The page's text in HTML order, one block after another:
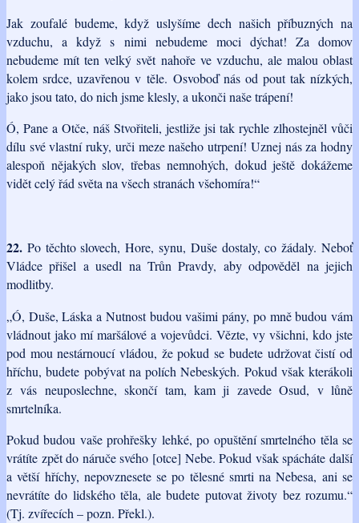
Jak zoufalé budeme, když uslyšíme dech našich příbuzných na
vzduchu, a když s nimi nebudeme moci dýchat! Za domov
nebudeme mít ten velký svět nahoře ve vzduchu, ale malou oblast
kolem srdce, uzavřenou v těle. Osvoboď nás od pout tak nízkých,
jako jsou tato, do nich jsme klesly, a ukonči naše trápení!
Ó, Pane a Otče, náš Stvořiteli, jestliže jsi tak rychle zlhostejněl vůči
dílu své vlastní ruky, urči meze našeho utrpení! Uznej nás za hodny
alespoň nějakých slov, třebas nemnohých, dokud ještě dokážeme
vidět celý řád světa na všech stranách všehomíra!“
22. Po těchto slovech, Hore, synu, Duše dostaly, co žádaly. Neboť
Vládce přišel a usedl na Trůn Pravdy, aby odpověděl na jejich
modlitby.
„Ó, Duše, Láska a Nutnost budou vašimi pány, po mně budou vám
vládnout jako mí maršálové a vojevůdci. Vězte, vy všichni, kdo jste
pod mou nestárnoucí vládou, že pokud se budete udržovat čistí od
hříchu, budete pobývat na polích Nebeských. Pokud však kterákoli
z vás neuposlechne, skončí tam, kam ji zavede Osud, v lůně
smrtelníka.
Pokud budou vaše prohřešky lehké, po opuštění smrtelného těla se
vrátíte zpět do náruče svého [otce] Nebe. Pokud však spácháte další
a větší hříchy, nepovznesete se po tělesné smrti na Nebesa, ani se
nevrátíte do lidského těla, ale budete putovat životy bez rozumu.“
(Tj. zvířecích – pozn. Překl.).